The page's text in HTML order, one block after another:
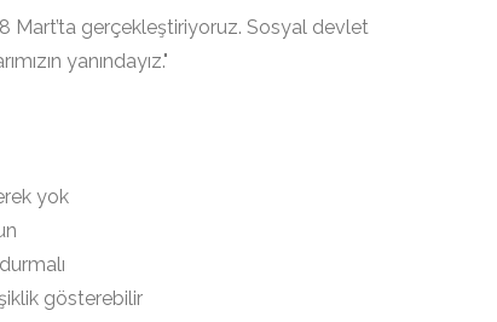
Mart’ta gerçekleştiriyoruz. Sosyal devlet
yanındayız."
yok
gösterebilir